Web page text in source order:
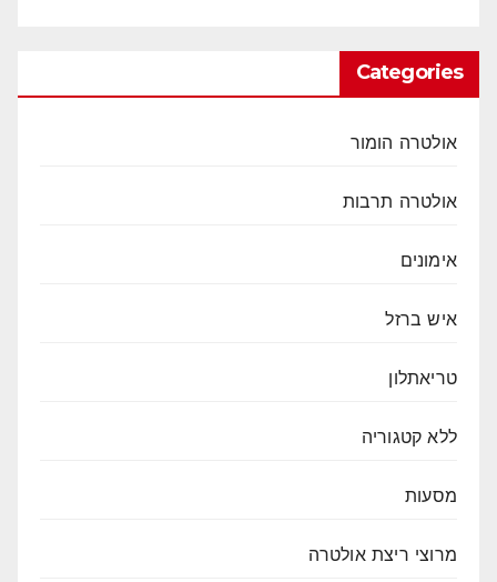
Categories
אולטרה הומור
אולטרה תרבות
אימונים
איש ברזל
טריאתלון
ללא קטגוריה
מסעות
מרוצי ריצת אולטרה